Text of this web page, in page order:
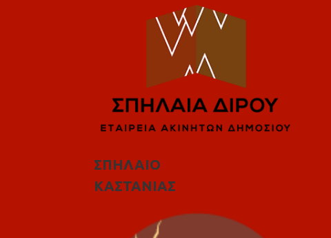
ΣΠΗΛΑΙΟ
ΚΑΣΤΑΝΙΑΣ